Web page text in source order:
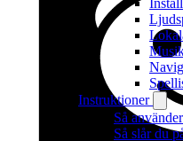
Instruktioner
Så
Så slår du